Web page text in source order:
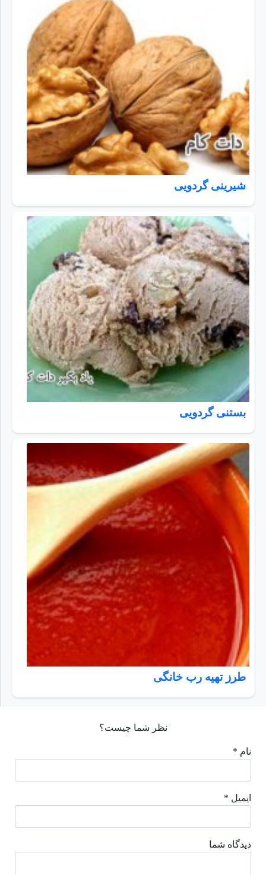
شیرینی گردویی
بستنی گردویی
طرز تهیه رب خانگی
نظر شما چیست؟
نام *
ایمیل *
دیدگاه شما